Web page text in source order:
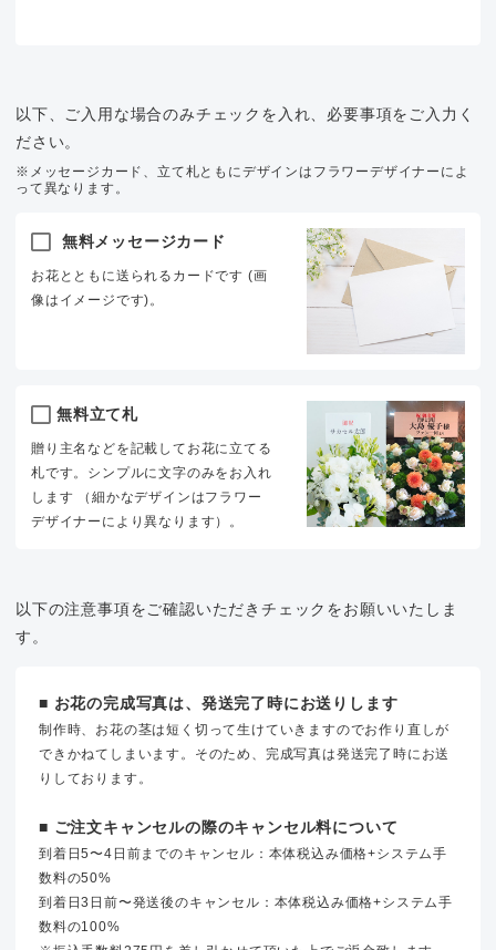
以下、ご入用な場合のみチェックを入れ、必要事項をご入力く
ださい。
※メッセージカード、立て札ともにデザインはフラワーデザイナーによ
って異なります。
無料メッセージカード
お花とともに送られるカードです (画
像はイメージです)。
無料立て札
贈り主名などを記載してお花に立てる
札です。シンプルに文字のみをお入れ
します （細かなデザインはフラワー
デザイナーにより異なります）。
以下の注意事項をご確認いただきチェックをお願いいたしま
す。
■ お花の完成写真は、発送完了時にお送りします
制作時、お花の茎は短く切って生けていきますのでお作り直しが
できかねてしまいます。そのため、完成写真は発送完了時にお送
りしております。
■ ご注文キャンセルの際のキャンセル料について
到着日5〜4日前までのキャンセル：本体税込み価格+システム手
数料の50%
到着日3日前〜発送後のキャンセル：本体税込み価格+システム手
数料の100%